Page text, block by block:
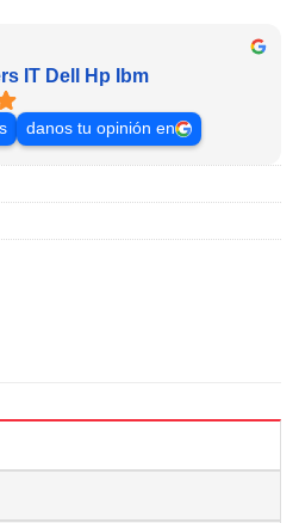
IT Dell Hp Ibm
danos tu opinión en